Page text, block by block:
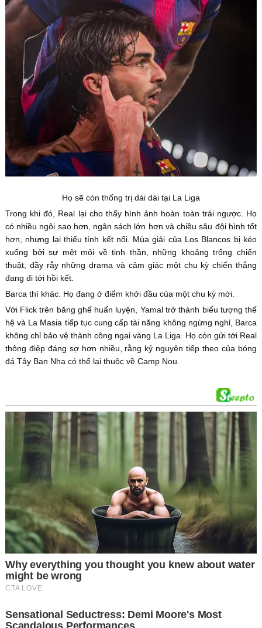
Họ sẽ còn thống trị dài dài tại La Liga
Trong khi đó, Real lại cho thấy hình ảnh hoàn toàn trái ngược. Họ
có nhiều ngôi sao hơn, ngân sách lớn hơn và chiều sâu đội hình tốt
hơn, nhưng lại thiếu tính kết nối. Mùa giải của Los Blancos bị kéo
xuống bởi sự mệt mỏi về tinh thần, những khoảng trống chiến
thuật, đầy rẫy những drama và cảm giác một chu kỳ chiến thắng
đang đi tới hồi kết.
Barca thì khác. Họ đang ở điểm khởi đầu của một chu kỳ mới.
Với Flick trên băng ghế huấn luyện, Yamal trở thành biểu tượng thế
hệ và La Masia tiếp tục cung cấp tài năng không ngừng nghỉ, Barca
không chỉ bảo vệ thành công ngai vàng La Liga. Họ còn gửi tới Real
thông điệp đáng sợ hơn nhiều, rằng kỷ nguyên tiếp theo của bóng
đá Tây Ban Nha có thể lại thuộc về Camp Nou.